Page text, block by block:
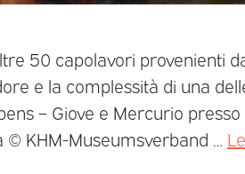
50 capolavori provenienti
e la complessità di una
– Giove e Mercurio presso
© KHM-Museumsverband …